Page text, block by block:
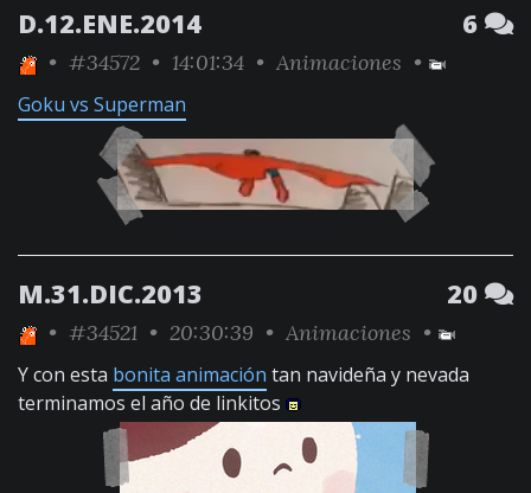
D.12.ENE.2014 6
• #34572 • 14:01:34 • Animaciones •
Goku vs Superman
M.31.DIC.2013 20
• #34521 • 20:30:39 • Animaciones •
Y con esta bonita animación tan navideña y nevada
terminamos el año de linkitos